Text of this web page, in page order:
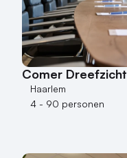
Comer Dreefzicht
Haarlem
4 - 90 personen